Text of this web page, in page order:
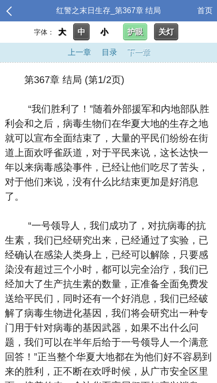
红警之末日生存_第367章 结局 首页
字体： 大 中 小 护眼 关灯
上一章 目录 下一章
第367章 结局 (第1/2页)
“我们胜利了！”随着外部援军和内地部队胜
利会和之后，病毒生物们在华夏大地的生存之地
就可以宣布全面结束了，大量的平民们纷纷在街
道上面欢呼雀跃道，对于平民来说，这长达快一
年以来病毒感染事件，已经让他们吃尽了苦头，
对于他们来说，没有什么比结束更加是好消息
了。
“一号领导人，我们成功了，对抗病毒的抗
生素，我们已经研究出来，已经通过了实验，已
经确认在感染人类身上，已经可以解除，只要感
染没有超过三个小时，都可以完全治疗，我们已
经加大了生产抗生素的数量，正准备全面免费发
送给平民们，同时还有一个好消息，我们已经破
解了病毒生物进化基因，我们将会研究出一种专
门用于针对病毒的基因武器，如果不出什么问
题，我们可以在半年后给于一号领导人一个满意
回答！”正当整个华夏大地都在为他们好不容易到
来的胜利，正不断在欢呼时候，从广市安全区里